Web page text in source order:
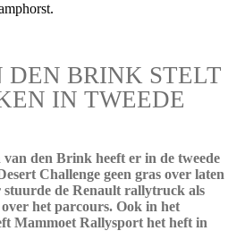
BRINK STELT
IN TWEEDE
den Brink heeft er in de tweede
Challenge geen gras over laten
stuurde de Renault rallytruck als
over het parcours. Ook in het
Mammoet Rallysport het heft in